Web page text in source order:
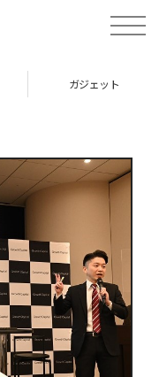
toggle
ガジェット